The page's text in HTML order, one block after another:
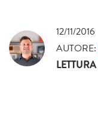
12/11/2016
AUTORE:
LETTURA